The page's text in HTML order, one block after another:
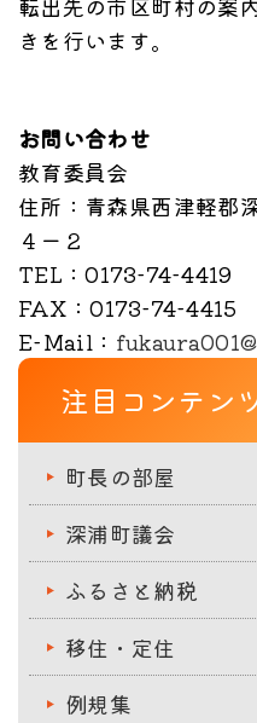
きを行います。
お問い合わせ
教育委員会
住所 ：青森県西津軽郡
４ー２
TEL ：0173-74-4419
FAX ：0173-74-4415
E-Mail ：
注目コンテン
町長の部屋
深浦町議会
ふるさと納税
移住・定住
例規集